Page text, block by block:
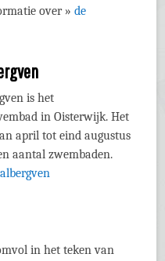
over »de
is het
in Oisterwijk. Het
april tot eind augustus
aantal zwembaden.
in het teken van